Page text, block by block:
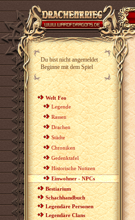
Du bist nicht angemeldet
Beginne mit dem Spiel
Welt Feo
Legende
Rassen
Drachen
Städte
Chroniken
Gedenktafel
Historische Notizen
Einwohner - NPCs
Bestiarium
Schachhandbuch
Legendäre Personen
Legendäre Clans